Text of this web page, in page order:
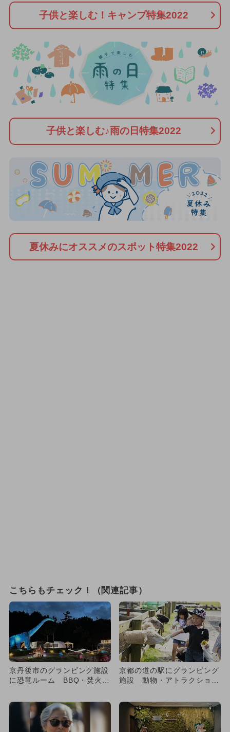
子供と楽しむ！キャンプ特集2022
子供と楽しむ♪雨の日特集2022
夏休みにオススメのスポット特集2022
こちらもチェック！（関連記事）
京丹後市のグランピング施設
に恐竜ルーム BBQ・焚火・
京都の道の駅にグランピング
施設 動物・アトラクショ